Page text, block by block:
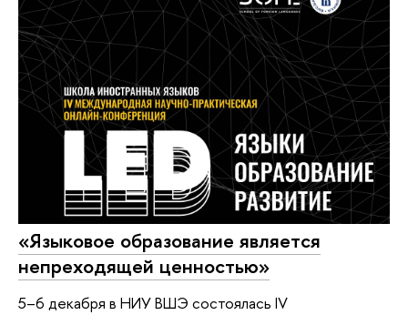
«Языковое образование является
непреходящей ценностью»
5–6 декабря в НИУ ВШЭ состоялась IV